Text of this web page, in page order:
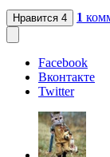
Нравится 4 1
Facebook
Вконтакте
Twitter